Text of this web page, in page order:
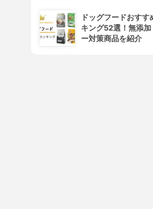
ドッグフードおすす
キング52選！無添
ー対策商品を紹介